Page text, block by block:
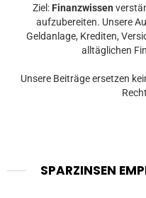
Ziel: Finanzwissen
aufzubereiten. Unsere
Geldanlage, Krediten,
alltäglichen
Unsere Beiträge ersetzen
SPARZINSEN